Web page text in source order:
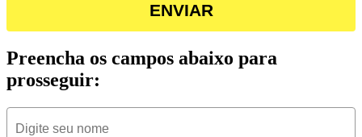
ENVIAR
Preencha os campos abaixo para
prosseguir: